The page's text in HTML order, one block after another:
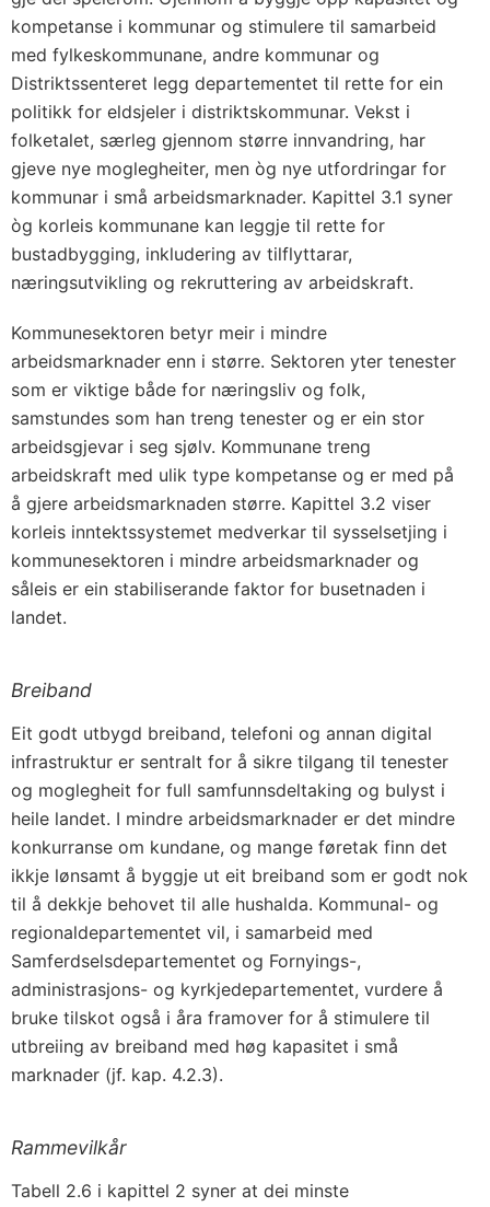
kompetanse i kommunar og stimulere til samarbeid
med fylkeskommunane, andre kommunar og
Distriktssenteret legg departementet til rette for ein
politikk for eldsjeler i distriktskommunar. Vekst i
folketalet, særleg gjennom større innvandring, har
gjeve nye moglegheiter, men òg nye utfordringar for
kommunar i små arbeidsmarknader. Kapittel 3.1 syner
òg korleis kommunane kan leggje til rette for
bustadbygging, inkludering av tilflyttarar,
næringsutvikling og rekruttering av arbeidskraft.
Kommunesektoren betyr meir i mindre
arbeidsmarknader enn i større. Sektoren yter tenester
som er viktige både for næringsliv og folk,
samstundes som han treng tenester og er ein stor
arbeidsgjevar i seg sjølv. Kommunane treng
arbeidskraft med ulik type kompetanse og er med på
å gjere arbeidsmarknaden større. Kapittel 3.2 viser
korleis inntektssystemet medverkar til sysselsetjing i
kommunesektoren i mindre arbeidsmarknader og
såleis er ein stabiliserande faktor for busetnaden i
landet.
Breiband
Eit godt utbygd breiband, telefoni og annan digital
infrastruktur er sentralt for å sikre tilgang til tenester
og moglegheit for full samfunnsdeltaking og bulyst i
heile landet. I mindre arbeidsmarknader er det mindre
konkurranse om kundane, og mange føretak finn det
ikkje lønsamt å byggje ut eit breiband som er godt nok
til å dekkje behovet til alle hushalda. Kommunal- og
regionaldepartementet vil, i samarbeid med
Samferdselsdepartementet og Fornyings-,
administrasjons- og kyrkjedepartementet, vurdere å
bruke tilskot også i åra framover for å stimulere til
utbreiing av breiband med høg kapasitet i små
marknader (jf. kap. 4.2.3).
Rammevilkår
Tabell 2.6 i kapittel 2 syner at dei minste